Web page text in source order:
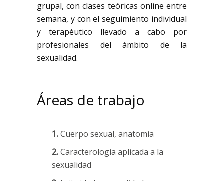
grupal, con clases teóricas online entre
semana, y con el seguimiento individual
y terapéutico llevado a cabo por
profesionales del ámbito de la
sexualidad.
Áreas de trabajo
1.Cuerpo sexual, anatomía
2.Caracterología aplicada a la
sexualidad